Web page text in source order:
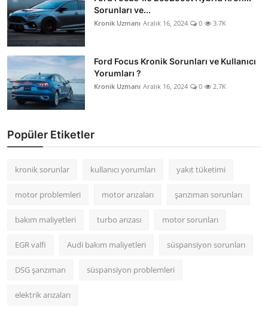
Sorunları ve...
Kronik Uzmanı Aralık 16, 2024 0 3.7K
Ford Focus Kronik Sorunları ve Kullanıcı
Yorumları ?
Kronik Uzmanı Aralık 16, 2024 0 2.7K
Popüler Etiketler
kronik sorunlar kullanıcı yorumları yakıt tüketimi
motor problemleri motor arızaları şanzıman sorunları
bakım maliyetleri turbo arızası motor sorunları
EGR valfi Audi bakım maliyetleri süspansiyon sorunları
DSG şanzıman süspansiyon problemleri
elektrik arızaları